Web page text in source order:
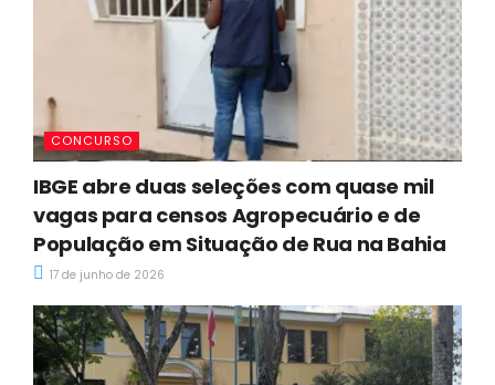
CONCURSO
IBGE abre duas seleções com quase mil
vagas para censos Agropecuário e de
População em Situação de Rua na Bahia
17 de junho de 2026